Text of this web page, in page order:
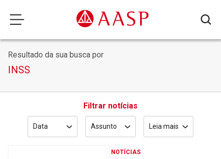
Resultado da sua busca por
INSS
Filtrar notícias
Data Assunto Leia mais
NOTÍCIAS